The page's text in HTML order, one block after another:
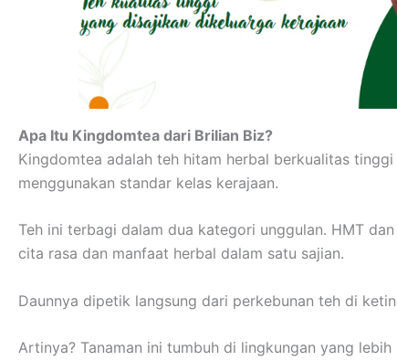
Apa Itu Kingdomtea dari Brilian Biz?
Kingdomtea adalah teh hitam herbal berkualitas tinggi
menggunakan standar kelas kerajaan.
Teh ini terbagi dalam dua kategori unggulan. HMT
cita rasa dan manfaat herbal dalam satu sajian.
Daunnya dipetik langsung dari perkebunan teh di
Artinya? Tanaman ini tumbuh di lingkungan yang